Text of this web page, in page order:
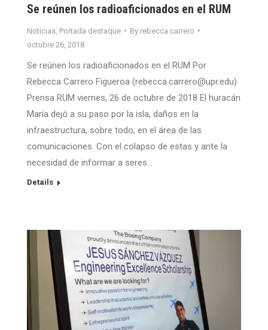
Se reúnen los radioaficionados en el RUM
Noticias Portada destaque By rebecca.carrero
octubre 26, 2018
Se reúnen los radioaficionados en el RUM Por
Rebecca Carrero Figueroa (rebecca.carrero@upr.edu)
Prensa RUM viernes, 26 de octubre de 2018 El huracán
María dejó a su paso por la isla, daños en la
infraestructura, sobre todo, en el área de las
comunicaciones. Con el colapso de estas y ante la
necesidad de informar a seres…
Details